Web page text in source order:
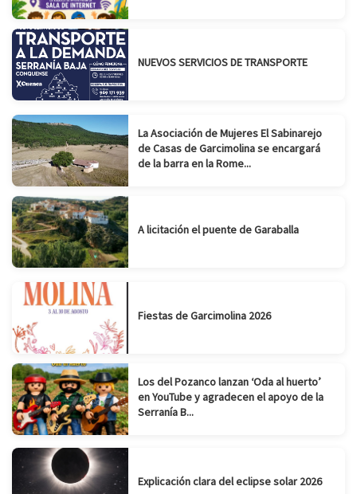
NUEVOS SERVICIOS DE TRANSPORTE
La Asociación de Mujeres El Sabinarejo
de Casas de Garcimolina se encargará
de la barra en la Rome...
A licitación el puente de Garaballa
Fiestas de Garcimolina 2026
Los del Pozanco lanzan ‘Oda al huerto’
en YouTube y agradecen el apoyo de la
Serranía B...
Explicación clara del eclipse solar 2026